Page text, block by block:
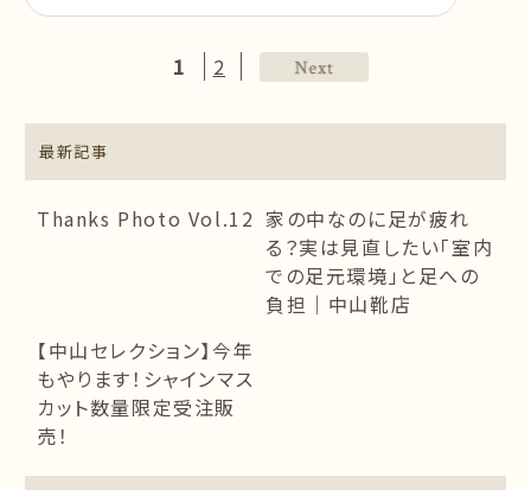
1 2
最新記事
Thanks Photo Vol.12 家の中なのに足が疲れ
る？実は見直したい「室内
での足元環境」と足への
負担｜中山靴店
【中山セレクション】今年
もやります！シャインマス
カット数量限定受注販
売！